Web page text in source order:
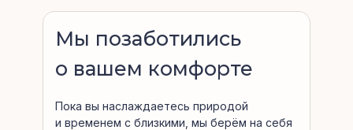
Мы позаботились
о вашем комфорте
Пока вы наслаждаетесь природой
и временем с близкими, мы берём на себя